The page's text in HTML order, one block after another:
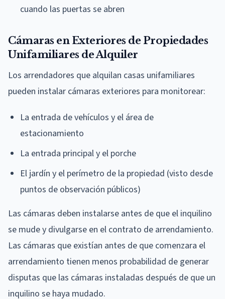
cuando las puertas se abren
Cámaras en Exteriores de Propiedades
Unifamiliares de Alquiler
Los arrendadores que alquilan casas unifamiliares
pueden instalar cámaras exteriores para monitorear:
La entrada de vehículos y el área de
estacionamiento
La entrada principal y el porche
El jardín y el perímetro de la propiedad (visto desde
puntos de observación públicos)
Las cámaras deben instalarse antes de que el inquilino
se mude y divulgarse en el contrato de arrendamiento.
Las cámaras que existían antes de que comenzara el
arrendamiento tienen menos probabilidad de generar
disputas que las cámaras instaladas después de que un
inquilino se haya mudado.